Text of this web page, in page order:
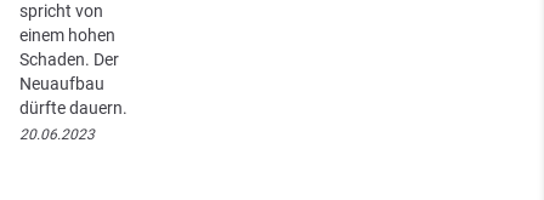
spricht von
einem hohen
Schaden. Der
Neuaufbau
dürfte dauern.
20.06.2023